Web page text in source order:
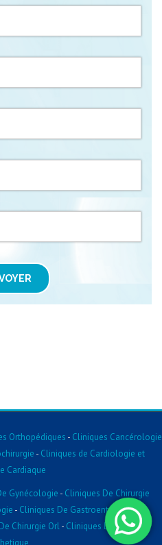
Orthopédiques - Cliniques Cancérologie
- Cliniques de Cardiologie et
Cardiaque
Gynécologie - Cliniques De Chirurgie
- Cliniques De Gastroentérologie -
Chirurgie Orl- Cliniques De Chirurgie